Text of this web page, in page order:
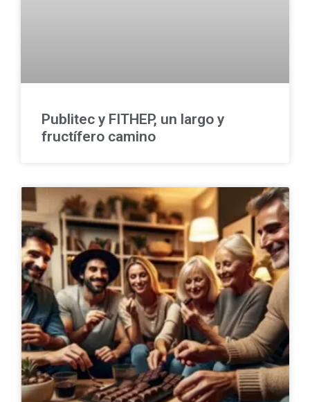
Publitec y FITHEP, un largo y
fructífero camino